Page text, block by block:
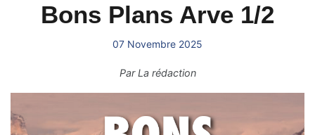
Bons Plans Arve 1/2
07 Novembre 2025
ParLa rédaction